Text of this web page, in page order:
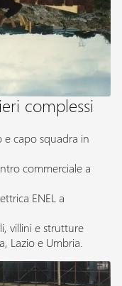
complessi
e capo squadra in
commerciale a
ENEL a
villini e strutture
Lazio e Umbria.